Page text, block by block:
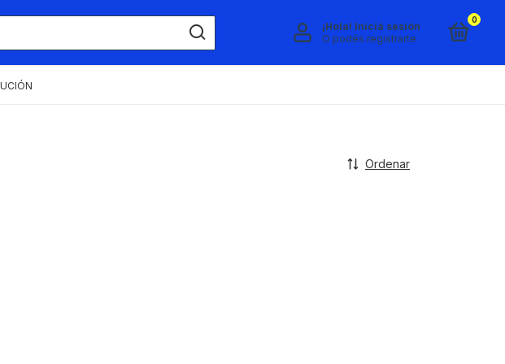
¡Hola! Iniciá sesión
O podés registrarte
0
Ordenar